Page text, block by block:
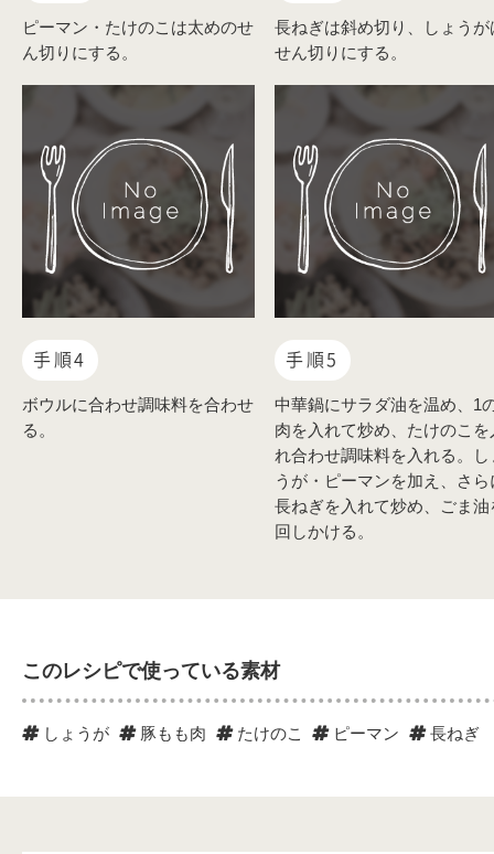
ピーマン・たけのこは太めのせ
ん切りにする。
長ねぎは斜め切り、しょうが
せん切りにする。
手順4
ボウルに合わせ調味料を合わせ
る。
手順5
中華鍋にサラダ油を温め、1
肉を入れて炒め、たけのこを
れ合わせ調味料を入れる。し
うが・ピーマンを加え、さら
長ねぎを入れて炒め、ごま油
回しかける。
このレシピで使っている素材
しょうが 豚もも肉 たけのこ ピーマン 長ねぎ